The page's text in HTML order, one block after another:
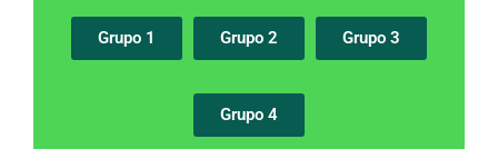
Grupo 1 Grupo 2 Grupo 3
Grupo 4